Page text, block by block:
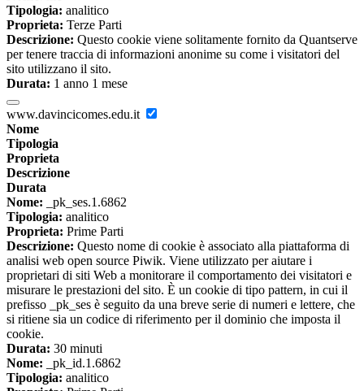
Tipologia: analitico
Proprieta: Terze Parti
Descrizione: Questo cookie viene solitamente fornito da Quantserve
per tenere traccia di informazioni anonime su come i visitatori del
sito utilizzano il sito.
Durata: 1 anno 1 mese
www.davincicomes.edu.it
Nome
Tipologia
Proprieta
Descrizione
Durata
Nome: _pk_ses.1.6862
Tipologia: analitico
Proprieta: Prime Parti
Descrizione: Questo nome di cookie è associato alla piattaforma di
analisi web open source Piwik. Viene utilizzato per aiutare i
proprietari di siti Web a monitorare il comportamento dei visitatori e
misurare le prestazioni del sito. È un cookie di tipo pattern, in cui il
prefisso _pk_ses è seguito da una breve serie di numeri e lettere, che
si ritiene sia un codice di riferimento per il dominio che imposta il
cookie.
Durata: 30 minuti
Nome: _pk_id.1.6862
Tipologia: analitico